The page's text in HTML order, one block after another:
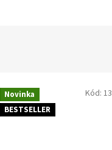
Novinka
BESTSELLER
Kód: